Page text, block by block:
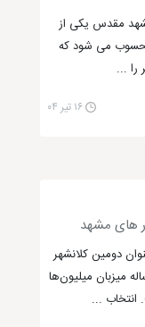
مقدس یکی از
می شود که
را ...
۱۶ تیر ۰۴
های مشهد
دومین کلانشهر
میزبان میلیون‌ها
انتخاب ...